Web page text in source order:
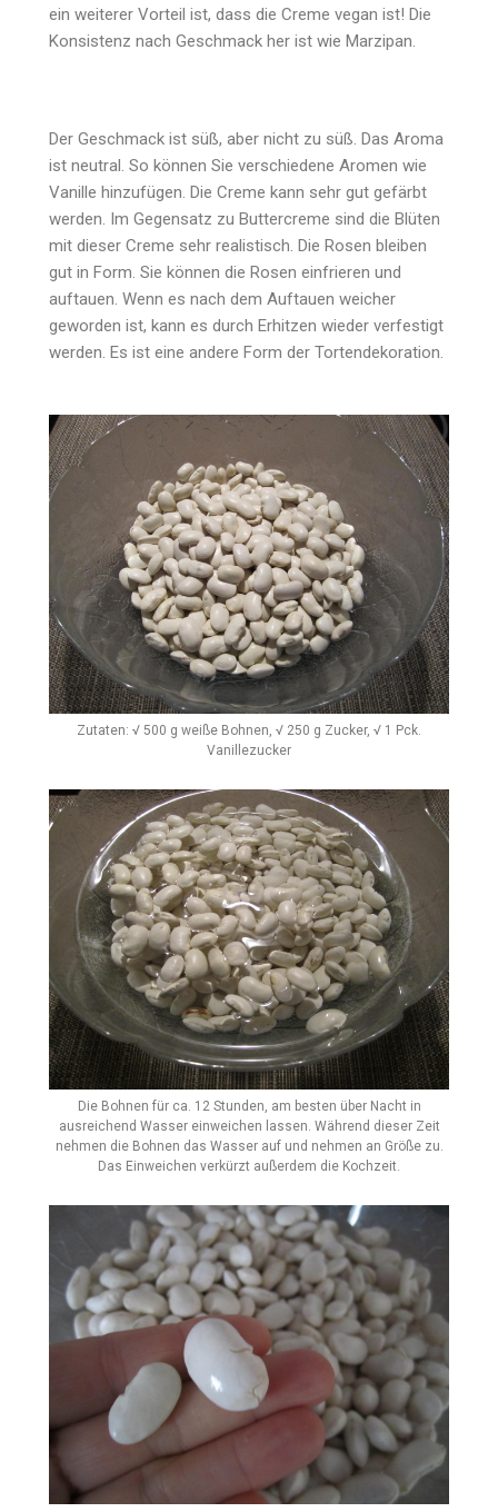
ein weiterer Vorteil ist, dass die Creme vegan ist! Die
Konsistenz nach Geschmack her ist wie Marzipan.
Der Geschmack ist süß, aber nicht zu süß. Das Aroma
ist neutral. So können Sie verschiedene Aromen wie
Vanille hinzufügen. Die Creme kann sehr gut gefärbt
werden. Im Gegensatz zu Buttercreme sind die Blüten
mit dieser Creme sehr realistisch. Die Rosen bleiben
gut in Form. Sie können die Rosen einfrieren und
auftauen. Wenn es nach dem Auftauen weicher
geworden ist, kann es durch Erhitzen wieder verfestigt
werden. Es ist eine andere Form der Tortendekoration.
Zutaten: √ 500 g weiße Bohnen, √ 250 g Zucker, √ 1 Pck.
Vanillezucker
Die Bohnen für ca. 12 Stunden, am besten über Nacht in
ausreichend Wasser einweichen lassen. Während dieser Zeit
nehmen die Bohnen das Wasser auf und nehmen an Größe zu.
Das Einweichen verkürzt außerdem die Kochzeit.